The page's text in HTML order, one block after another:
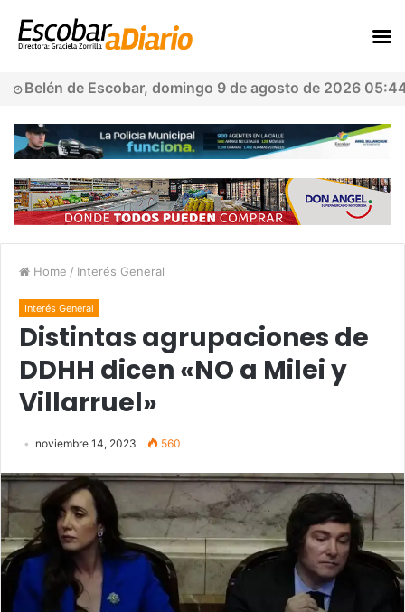
Belén de Escobar, domingo 9 de agosto de 2026
Home / Interés General
Interés General
Distintas agrupaciones de
DDHH dicen «NO a Milei y
Villarruel»
noviembre 14, 2023 560